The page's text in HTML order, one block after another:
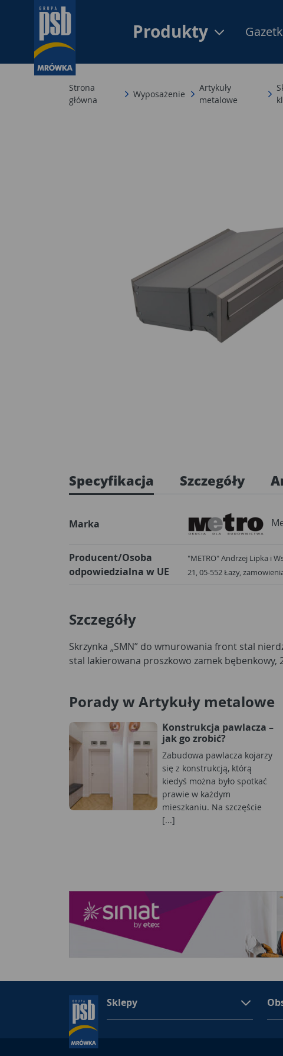
Produkty
Strona
główna
Wyposażenie
Artykuły
metalowe
Specyfikacja Szczegóły
Marka
Producent/Osoba
odpowiedzialna w UE
"METRO" Andrzej Lipka i Wspólnicy Sp. J.,
21, 05-552 Łazy,
Szczegóły
Skrzynka „SMN” do wmurowania front stal
stal lakierowana proszkowo zamek bębenkowy,
Porady w Artykuły metalowe
Konstrukcja pawlacza –
jak go zrobić?
Zabudowa pawlacza kojarzy
się z konstrukcją, którą
kiedyś można było spotkać
prawie w każdym
mieszkaniu. Na szczęście
[...]
Sklepy